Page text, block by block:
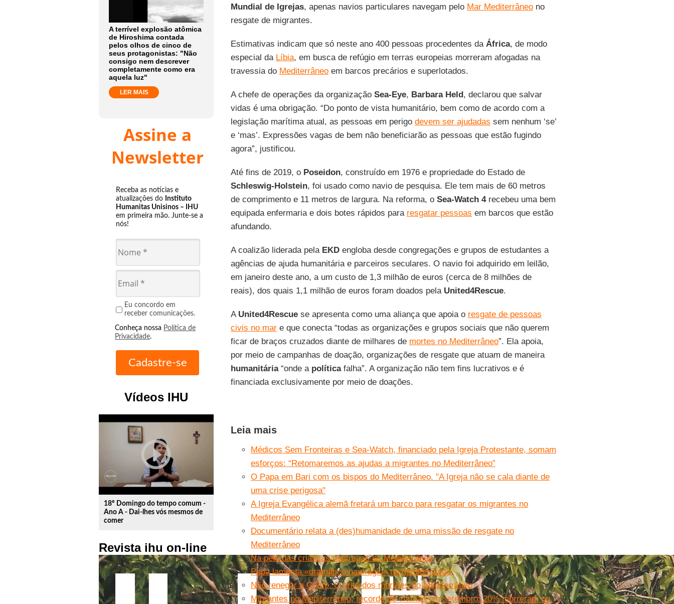
A terrível explosão atômica
de Hiroshima contada
pelos olhos de cinco de
seus protagonistas: "Não
consigo nem descrever
completamente como era
aquela luz"
LER MAIS
Assine a
Newsletter
Receba as notícias e
atualizações do Instituto
Humanitas Unisinos – IHU
em primeira mão. Junte-se a
nós!
Eu concordo em
receber comunicações.
Conheça nossa Política de
Privacidade.
Vídeos IHU
play_circle_outline
18º Domingo do tempo comum -
Ano A - Dai-lhes vós mesmos de
comer
Revista ihu on-line
Mundial de Igrejas, apenas navios particulares navegam pelo Mar Mediterrâneono
resgate de migrantes.
Estimativas indicam que só neste ano 400 pessoas procedentes da África, de modo
especial da Líbia, em busca de refúgio em terras europeias morreram afogadas na
travessia do Mediterrâneoem barcos precários e superlotados.
A chefe de operações da organização Sea-Eye, Barbara Held, declarou que salvar
vidas é uma obrigação. “Do ponto de vista humanitário, bem como de acordo com a
legislação marítima atual, as pessoas em perigo devem ser ajudadas sem nenhum ‘se’
e ‘mas’. Expressões vagas de bem não beneficiarão as pessoas que estão fugindo
agora”, justificou.
Até fins de 2019, o Poseidon, construído em 1976 e propriedade do Estado de
Schleswig-Holstein, foi usado como navio de pesquisa. Ele tem mais de 60 metros
de comprimento e 11 metros de largura. Na reforma, o Sea-Watch 4recebeu uma bem
equipada enfermaria e dois botes rápidos para resgatar pessoas em barcos que estão
afundando.
A coalizão liderada pela EKDengloba desde congregações e grupos de estudantes a
agências de ajuda humanitária e parceiros seculares. O navio foi adquirido em leilão,
em janeiro deste ano, a um custo de 1,3 milhão de euros (cerca de 8 milhões de
reais), dos quais 1,1 milhão de euros foram doados pela United4Rescue.
A United4Rescuese apresenta como uma aliança que apoia o resgate de pessoas
civis no mare que conecta “todas as organizações e grupos sociais que não querem
ficar de braços cruzados diante de milhares de mortes no Mediterrâneo”. Ela apoia,
por meio de campanhas de doação, organizações de resgate que atuam de maneira
humanitária“onde a políticafalha”. A organização não tem fins lucrativos e é
financiada exclusivamente por meio de doações.
Leia mais
Médicos Sem Fronteiras e Sea-Watch, financiado pela Igreja Protestante, somam
esforços: “Retomaremos as ajudas a migrantes no Mediterrâneo”
O Papa em Bari com os bispos do Mediterrâneo. "A Igreja não se cala diante de
uma crise perigosa"
A Igreja Evangélica alemã fretará um barco para resgatar os migrantes no
Mediterrâneo
Documentário relata a (des)humanidade de uma missão de resgate no
Mediterrâneo
Na pele das crianças náufragas no Mediterrâneo
Papa lamenta «dramático naufrágio» no Mediterrâneo
Não renegar a Cristo. O grito dos mártires do Mediterrâneo
Migrantes no Mediterrâneo, recorde de vítimas em setembro: 20% morreram ou